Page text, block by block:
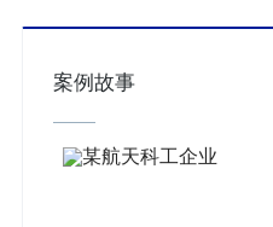
案例故事